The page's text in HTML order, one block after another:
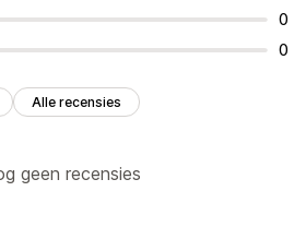
0
0
Alle recensies
geen recensies